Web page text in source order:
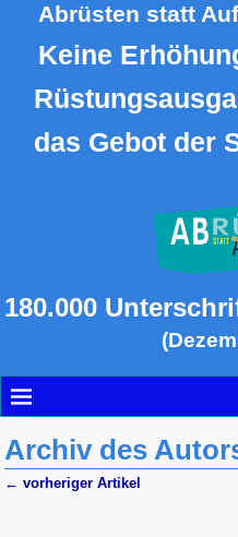
Abrüsten statt
Keine
das Gebot der
180.000
Archiv des
←vorheriger Artikel